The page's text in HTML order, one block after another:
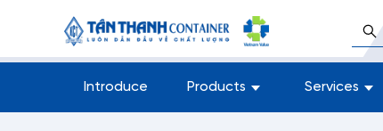
Introduce Products Services